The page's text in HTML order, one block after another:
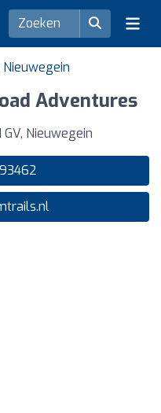
Nieuwegein
Adventures
Nieuwegein